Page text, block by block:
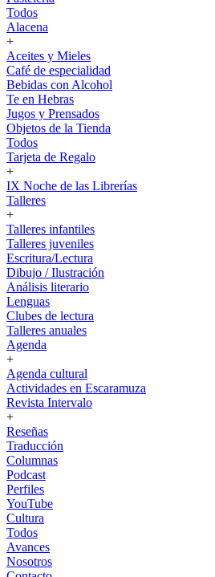
Todos
Alacena
+
Aceites y Mieles
Café de especialidad
Bebidas con Alcohol
Te en Hebras
Jugos y Prensados
Objetos de la Tienda
Todos
Tarjeta de Regalo
+
IX Noche de las Librerías
Talleres
+
Talleres infantiles
Talleres juveniles
Escritura/Lectura
Dibujo / Ilustración
Análisis literario
Lenguas
Clubes de lectura
Talleres anuales
Agenda
+
Agenda cultural
Actividades en Escaramuza
Revista Intervalo
+
Reseñas
Traducción
Columnas
Podcast
Perfiles
YouTube
Cultura
Todos
Avances
Nosotros